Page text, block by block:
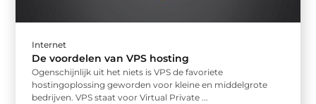
Internet
De voordelen van VPS hosting
Ogenschijnlijk uit het niets is VPS de favoriete
hostingoplossing geworden voor kleine en middelgrote
bedrijven. VPS staat voor Virtual Private ...